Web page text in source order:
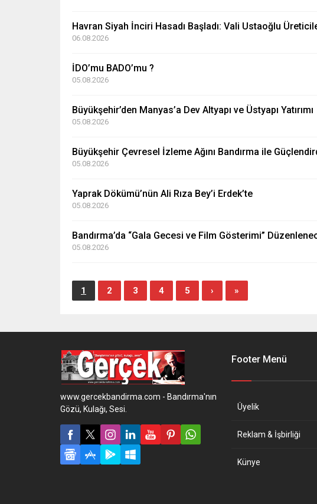
Havran Siyah İnciri Hasadı Başladı: Vali Ustaoğlu
06.08.2026
İDO’mu BADO’mu ?
05.08.2026
Büyükşehir’den Manyas’a Dev Altyapı ve Üstyapı Yatırımı
05.08.2026
Büyükşehir Çevresel İzleme Ağını Bandırma ile
05.08.2026
Yaprak Dökümü’nün Ali Rıza Bey’i Erdek’te
05.08.2026
Bandırma’da “Gala Gecesi ve Film Gösterimi”
05.08.2026
1 2 3 4 5 › »
www.gercekbandirma.com - Bandırma'nın
Gözü, Kulağı, Sesi.
Footer Menü
Üyelik
Reklam & İşbirliği
Künye